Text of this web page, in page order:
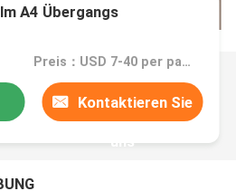
A4 Übergangs
Preis：USD 7-40 per pack/roll
Kontaktieren Sie
uns